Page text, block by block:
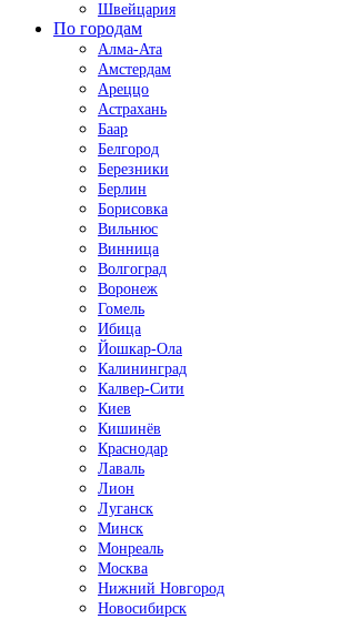
Швейцария
По городам
Алма-Ата
Амстердам
Ареццо
Астрахань
Баар
Белгород
Березники
Берлин
Борисовка
Вильнюс
Винница
Волгоград
Воронеж
Гомель
Ибица
Йошкар-Ола
Калининград
Калвер-Сити
Киев
Кишинёв
Краснодар
Лаваль
Лион
Луганск
Минск
Монреаль
Москва
Нижний Новгород
Новосибирск